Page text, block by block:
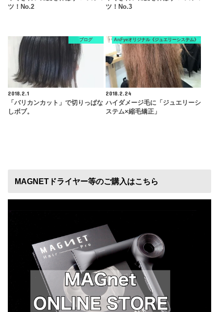
ツ！no.2
ツ！no.3
ブログ
2018.2.1
「バリカンカット」で切りっぱな
しボブ。
AnFyeオリジナル《ジュエリーシステム》
2018.2.24
ハイダメージ毛に「ジュエリーシ
ステム×縮毛矯正」
MAGNETドライヤー等のご購入はこちら